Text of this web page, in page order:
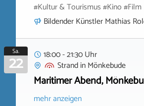
#Kultur & Tourismus #Kino #Film
Bildender Künstler Mathias
Sa.
22
18:00 - 21:30 Uhr
StrandinMönkebude
Maritimer Abend,
mehr anzeigen